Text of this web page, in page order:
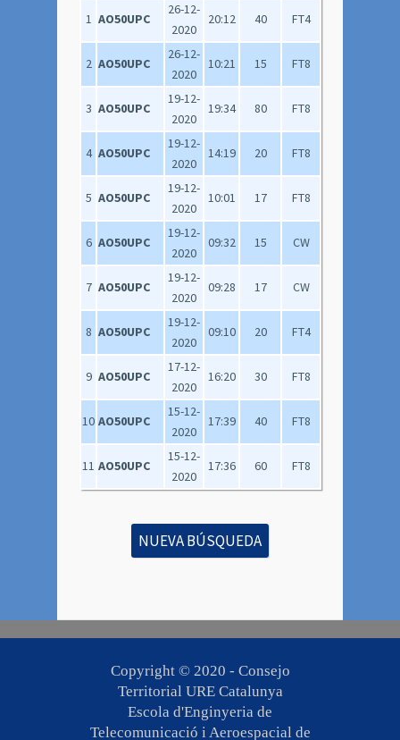
1 AO50UPC
26-12-
2020
20:12 40 FT4
2 AO50UPC
26-12-
2020
10:21 15 FT8
3 AO50UPC
19-12-
2020
19:34 80 FT8
4 AO50UPC
19-12-
2020
14:19 20 FT8
5 AO50UPC
19-12-
2020
10:01 17 FT8
6 AO50UPC
19-12-
2020
09:32 15 CW
7 AO50UPC
19-12-
2020
09:28 17 CW
8 AO50UPC
19-12-
2020
09:10 20 FT4
9 AO50UPC
17-12-
2020
16:20 30 FT8
10 AO50UPC
15-12-
2020
17:39 40 FT8
11 AO50UPC
15-12-
2020
17:36 60 FT8
NUEVA BÚSQUEDA
Copyright © 2020 - Consejo
Territorial URE Catalunya
Escola d'Enginyeria de
Telecomunicació i Aeroespacial de